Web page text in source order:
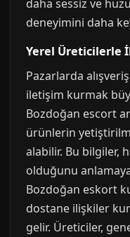
daha sessiz ve
deneyimini daha
Yerel Üreticilerle
Pazarlarda
iletişim kurmak
Bozdoğan escort
ürünlerin
alabilir. Bu bilgiler,
olduğunu anlamaya
Bozdoğan eskort
dostane ilişkiler
gelir. Üreticiler,